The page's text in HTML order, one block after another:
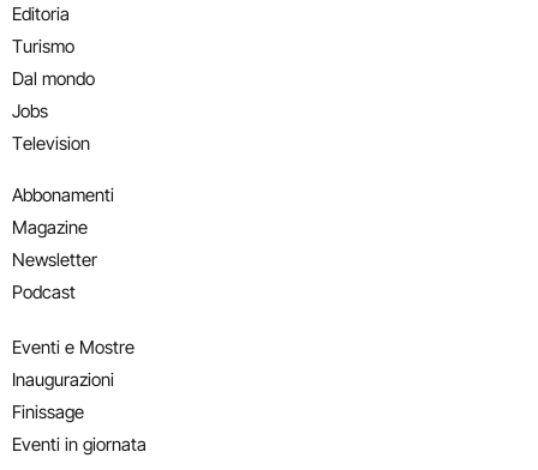
Editoria
Turismo
Dal mondo
Jobs
Television
Abbonamenti
Magazine
Newsletter
Podcast
Eventi e Mostre
Inaugurazioni
Finissage
Eventi in giornata